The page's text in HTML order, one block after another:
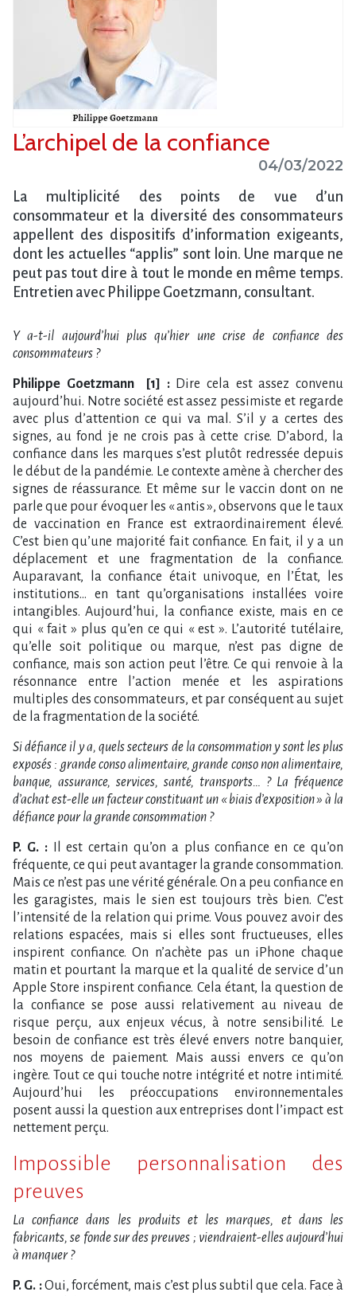
L’archipel de la confiance
04/03/2022
La multiplicité des points de vue d’un
consommateur et la diversité des consommateurs
appellent des dispositifs d’information exigeants,
dont les actuelles “applis” sont loin. Une marque ne
peut pas tout dire à tout le monde en même temps.
Entretien avec Philippe Goetzmann, consultant.
Y a-t-il aujourd’hui plus qu’hier une crise de confiance des
consommateurs ?
Philippe Goetzmann [1] : Dire cela est assez convenu
aujourd’hui. Notre société est assez pessimiste et regarde
avec plus d’attention ce qui va mal. S’il y a certes des
signes, au fond je ne crois pas à cette crise. D’abord, la
confiance dans les marques s’est plutôt redressée depuis
le début de la pandémie. Le contexte amène à chercher des
signes de réassurance. Et même sur le vaccin dont on ne
parle que pour évoquer les « antis », observons que le taux
de vaccination en France est extraordinairement élevé.
C’est bien qu’une majorité fait confiance. En fait, il y a un
déplacement et une fragmentation de la confiance.
Auparavant, la confiance était univoque, en l’État, les
institutions… en tant qu’organisations installées voire
intangibles. Aujourd’hui, la confiance existe, mais en ce
qui « fait » plus qu’en ce qui « est ». L’autorité tutélaire,
qu’elle soit politique ou marque, n’est pas digne de
confiance, mais son action peut l’être. Ce qui renvoie à la
résonnance entre l’action menée et les aspirations
multiples des consommateurs, et par conséquent au sujet
de la fragmentation de la société.
Si défiance il y a, quels secteurs de la consommation y sont les plus
exposés : grande conso alimentaire, grande conso non alimentaire,
banque, assurance, services, santé, transports… ? La fréquence
d’achat est-elle un facteur constituant un « biais d’exposition » à la
défiance pour la grande consommation ?
P. G. :
Il est certain qu’on a plus confiance en ce qu’on
fréquente, ce qui peut avantager la grande consommation.
Mais ce n’est pas une vérité générale. On a peu confiance en
les garagistes, mais le sien est toujours très bien. C’est
l’intensité de la relation qui prime. Vous pouvez avoir des
relations espacées, mais si elles sont fructueuses, elles
inspirent confiance. On n’achète pas un iPhone chaque
matin et pourtant la marque et la qualité de service d’un
Apple Store inspirent confiance. Cela étant, la question de
la confiance se pose aussi relativement au niveau de
risque perçu, aux enjeux vécus, à notre sensibilité. Le
besoin de confiance est très élevé envers notre banquier,
nos moyens de paiement. Mais aussi envers ce qu’on
ingère. Tout ce qui touche notre intégrité et notre intimité.
Aujourd’hui les préoccupations environnementales
posent aussi la question aux entreprises dont l’impact est
nettement perçu.
Impossible personnalisation des
preuves
La confiance dans les produits et les marques, et dans les
fabricants, se fonde sur des preuves ; viendraient-elles aujourd’hui
à manquer ?
P. G. :Oui, forcément, mais c’est plus subtil que cela. Face à